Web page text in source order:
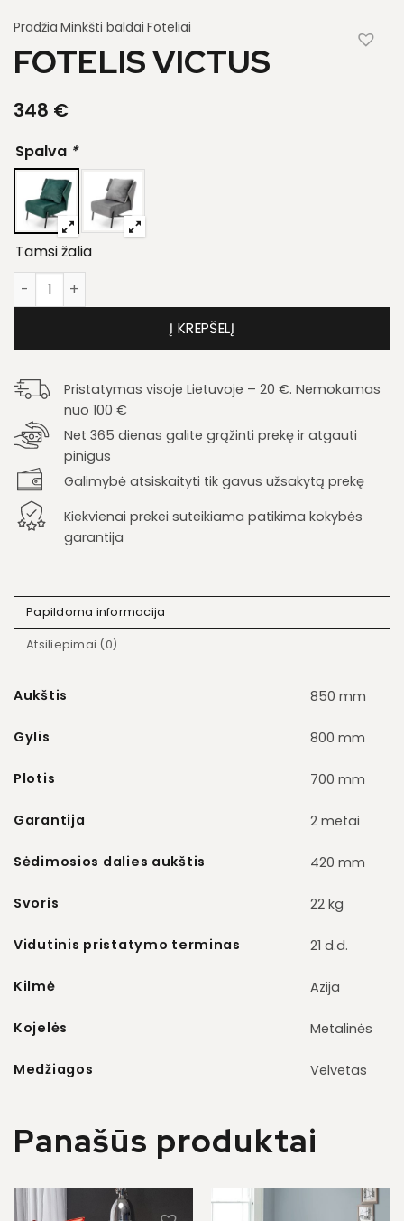
Pradžia Minkšti baldai Foteliai
FOTELIS VICTUS
348 €
Spalva *
Tamsi žalia
produkto kiekis: Fotelis Victus
Į KREPŠELĮ
Pristatymas visoje Lietuvoje – 20 €. Nemokamas
nuo 100 €
Net 365 dienas galite grąžinti prekę ir atgauti
pinigus
Galimybė atsiskaityti tik gavus užsakytą prekę
Kiekvienai prekei suteikiama patikima kokybės
garantija
Papildoma informacija
Atsiliepimai (0)
Aukštis 850 mm
Gylis 800 mm
Plotis 700 mm
Garantija 2 metai
Sėdimosios dalies aukštis 420 mm
Svoris 22 kg
Vidutinis pristatymo terminas 21 d.d.
Kilmė Azija
Kojelės Metalinės
Medžiagos Velvetas
Panašūs produktai